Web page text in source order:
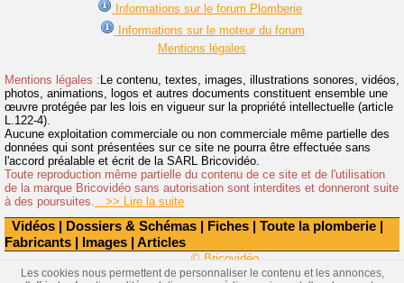
Vidéos | Dossiers & Schémas | Fiches | Toute la plomberie |
Fabricants | Images | Articles
Informations sur le forum Plomberie
Informations sur le moteur du forum
Mentions légales
Mentions légales :Le contenu, textes, images, illustrations sonores, vidéos,
photos, animations, logos et autres documents constituent ensemble une
œuvre protégée par les lois en vigueur sur la propriété intellectuelle (article
L.122-4).
Aucune exploitation commerciale ou non commerciale même partielle des
données qui sont présentées sur ce site ne pourra être effectuée sans
l'accord préalable et écrit de la SARL Bricovidéo.
Toute reproduction même partielle du contenu de ce site et de l'utilisation
de la marque Bricovidéo sans autorisation sont interdites et donneront suite
à des poursuites.
>> Lire la suite
© Bricovidéo
Les cookies nous permettent de personnaliser le contenu et les annonces,